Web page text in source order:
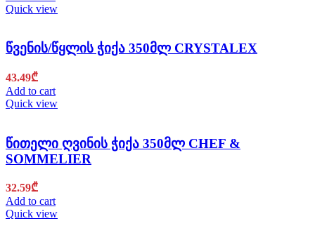
Quick view
წვენის/წყლის ჭიქა 350მლ CRYSTALEX
43.49₾
Add to cart
Quick view
წითელი ღვინის ჭიქა 350მლ CHEF &
SOMMELIER
32.59₾
Add to cart
Quick view